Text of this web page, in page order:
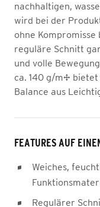
nachhaltigen,
wird bei der
ohne
reguläre Schnitt
und volle
ca. 140 g/m²
Balance aus
FEATURES AUF
Weiches,
Regulärer